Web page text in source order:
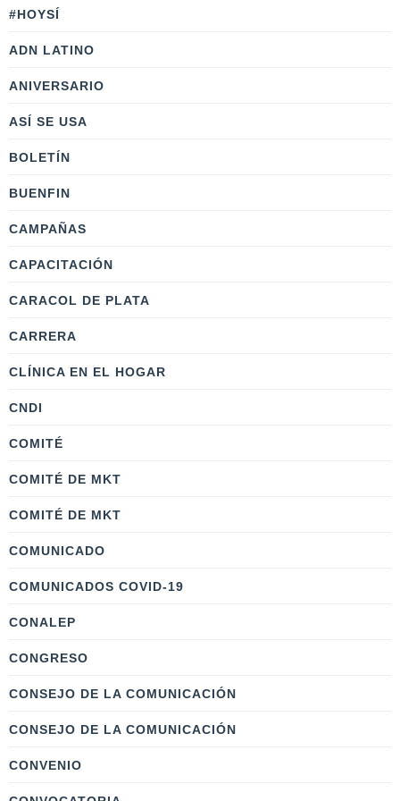
#HOYSÍ
ADN LATINO
ANIVERSARIO
ASÍ SE USA
BOLETÍN
BUENFIN
CAMPAÑAS
CAPACITACIÓN
CARACOL DE PLATA
CARRERA
CLÍNICA EN EL HOGAR
CNDI
COMITÉ
COMITÉ DE MKT
COMITÉ DE MKT
COMUNICADO
COMUNICADOS COVID-19
CONALEP
CONGRESO
CONSEJO DE LA COMUNICACIÓN
CONSEJO DE LA COMUNICACIÓN
CONVENIO